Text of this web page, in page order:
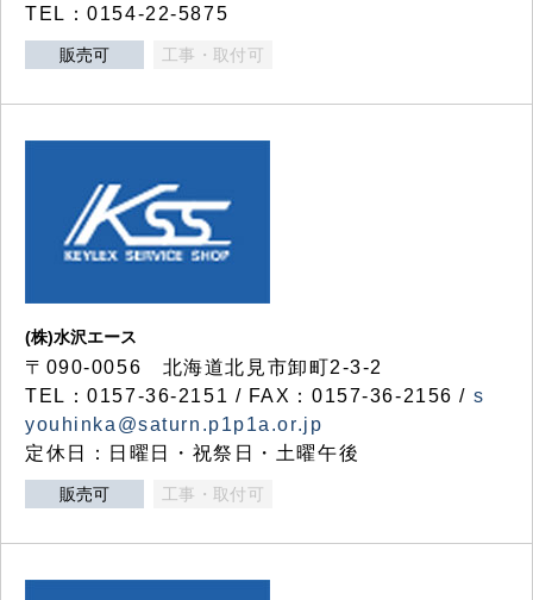
TEL：0154-22-5875
販売可 工事・取付可
(株)水沢エース
〒090-0056 北海道北見市卸町2-3-2
TEL：0157-36-2151 / FAX：0157-36-2156 / s
youhinka@saturn.p1p1a.or.jp
定休日：日曜日・祝祭日・土曜午後
販売可 工事・取付可